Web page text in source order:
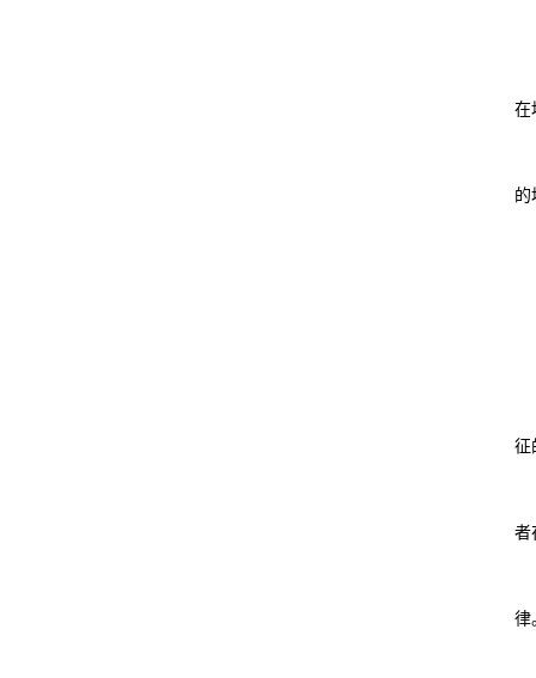
在
的
征
者
律